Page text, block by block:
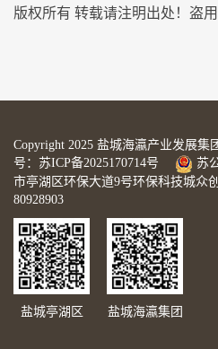
版权所有 转载请注明出处！盗用
Copyright 2025 盐城海瀛产业发展
号： 苏ICP备2025170714号 苏
市亭湖区环保大道9号环保科技城众
80928903
盐城亭湖区 盐城海瀛集团